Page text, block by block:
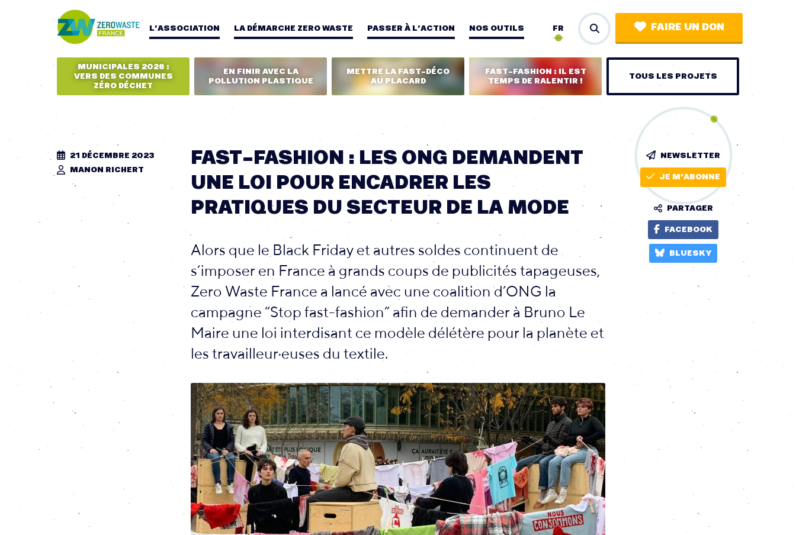
L’ASSOCIATION LA DÉMARCHE ZERO WASTE PASSER À L’ACTION NOS OUTILS FR FAIRE UN DON
MUNICIPALES 2026 :
VERS DES COMMUNES
ZÉRO DÉCHET
EN FINIR AVEC LA
POLLUTION PLASTIQUE
METTRE LA FAST-DÉCO
AU PLACARD
FAST-FASHION : IL EST
TEMPS DE RALENTIR !
TOUS LES PROJETS
21 DÉCEMBRE 2023
MANON RICHERT
FAST-FASHION : LES ONG DEMANDENT
UNE LOI POUR ENCADRER LES
PRATIQUES DU SECTEUR DE LA MODE
Alors que le Black Friday et autres soldes continuent de
s’imposer en France à grands coups de publicités tapageuses,
Zero Waste France a lancé avec une coalition d’ONG la
campagne “Stop fast-fashion” afin de demander à Bruno Le
Maire une loi interdisant ce modèle délétère pour la planète et
les travailleur·euses du textile.
NEWSLETTER
JE M'ABONNE
PARTAGER
FACEBOOK
BLUESKY